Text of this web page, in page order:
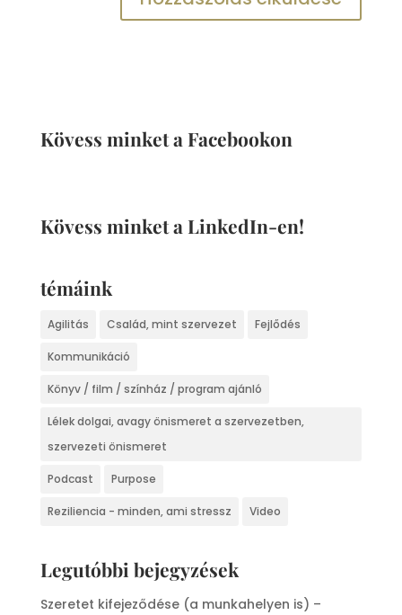
Kövess minket a Facebookon
Kövess minket a LinkedIn-en!
témáink
Agilitás Család, mint szervezet Fejlődés
Kommunikáció
Könyv / film / színház / program ajánló
Lélek dolgai, avagy önismeret a szervezetben,
szervezeti önismeret
Podcast Purpose
Reziliencia - minden, ami stressz Video
Legutóbbi bejegyzések
Szeretet kifejeződése (a munkahelyen is) –